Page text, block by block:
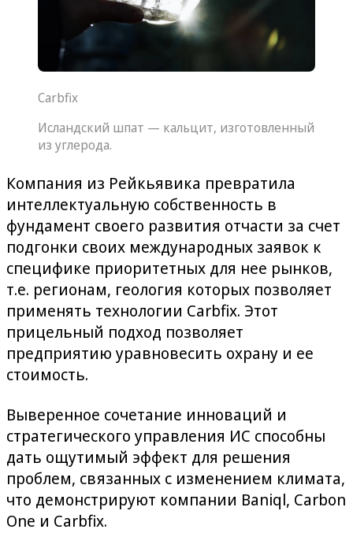
Carbfix
Исландский шпат — кальцит, изготовленный
из углерода.
Компания из Рейкьявика превратила
интеллектуальную собственность в
фундамент своего развития отчасти за счет
подгонки своих международных заявок к
специфике приоритетных для нее рынков,
т.е. регионам, геология которых позволяет
применять технологии Carbfix. Этот
прицельный подход позволяет
предприятию уравновесить охрану и ее
стоимость.
Выверенное сочетание инноваций и
стратегического управления ИС способны
дать ощутимый эффект для решения
проблем, связанных с изменением климата,
что демонстрируют компании Baniql, Carbon
One и Carbfix.